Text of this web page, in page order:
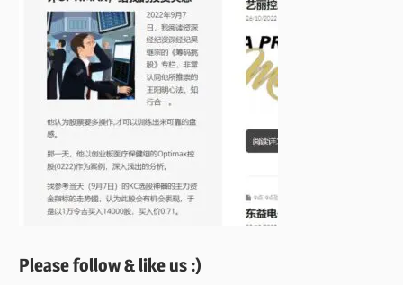
Please follow & like us :)